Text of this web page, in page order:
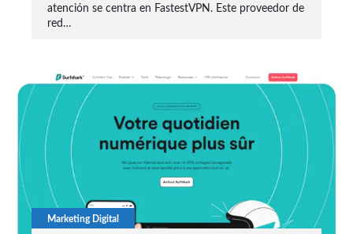
atención se centra en FastestVPN. Este proveedor de
red…
Marketing Digital